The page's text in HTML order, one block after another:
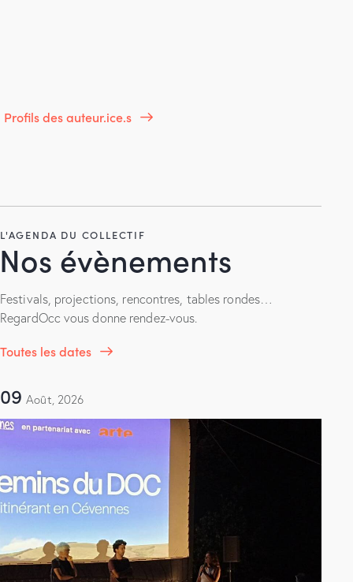
Profils des auteur.ice.s
L'AGENDA DU COLLECTIF
Nos évènements
Festivals, projections, rencontres, tables rondes…
RegardOcc vous donne rendez-vous.
Toutes les dates
09 Août, 2026